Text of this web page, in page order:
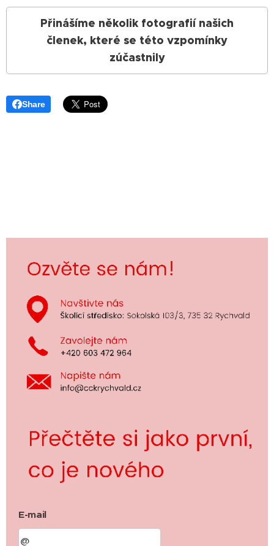
Přinášíme několik fotografií našich
členek, které se této vzpomínky
zúčastnily
Share
E-mail